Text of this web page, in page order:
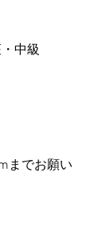
・中級
までお願い